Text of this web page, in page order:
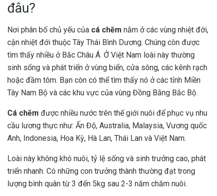
đâu?
Nơi phân bố chủ yếu của cá chẽm nằm ở các vùng nhiệt đới,
cận nhiệt đới thuộc Tây Thái Bình Dương. Chúng còn được
tìm thấy nhiều ở Bắc Châu Á. Ở Việt Nam loài này thường
sinh sống và phát triển ở vùng biển, cửa sông, các kênh rạch
hoặc đầm tôm. Bạn còn có thể tìm thấy nó ở các tỉnh Miền
Tây Nam Bộ và các khu vực của vùng Đồng Bằng Bắc Bộ.
Cá chẽm được nhiều nước trên thế giới nuôi để phục vụ nhu
cầu lương thực như: Ấn Độ, Australia, Malaysia, Vương quốc
Anh, Indonesia, Hoa Kỳ, Hà Lan, Thái Lan và Việt Nam.
Loài này không khó nuôi, tỷ lệ sống và sinh trưởng cao, phát
triển nhanh. Có những con trưởng thành thường đạt trong
lượng bình quân từ 3 đến 5kg sau 2-3 năm chăm nuôi.